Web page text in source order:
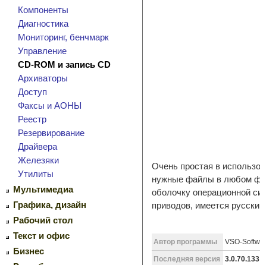
Компоненты
Диагностика
Мониторинг, бенчмарк
Управление
CD-ROM и запись CD
Архиваторы
Доступ
Факсы и АОНЫ
Реестр
Резервирование
Драйвера
Железяки
Утилиты
Мультимедиа
Графика, дизайн
Рабочий стол
Текст и офис
Бизнес
Очень простая в
нужные файлы в любом
оболочку операционной
приводов, имеется
Автор программы VSO-
Последняя версия 3.0.70.133